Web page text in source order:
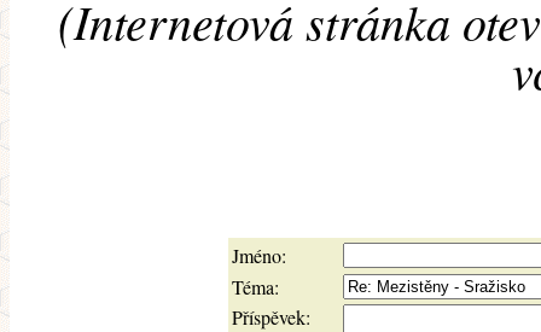
(Internetová stránka
Jméno:
Téma:
Příspěvek: